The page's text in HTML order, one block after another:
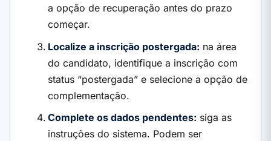
a opção de recuperação antes do prazo
começar.
Localize a inscrição postergada: na área
do candidato, identifique a inscrição com
status “postergada” e selecione a opção de
complementação.
Complete os dados pendentes: siga as
instruções do sistema. Podem ser